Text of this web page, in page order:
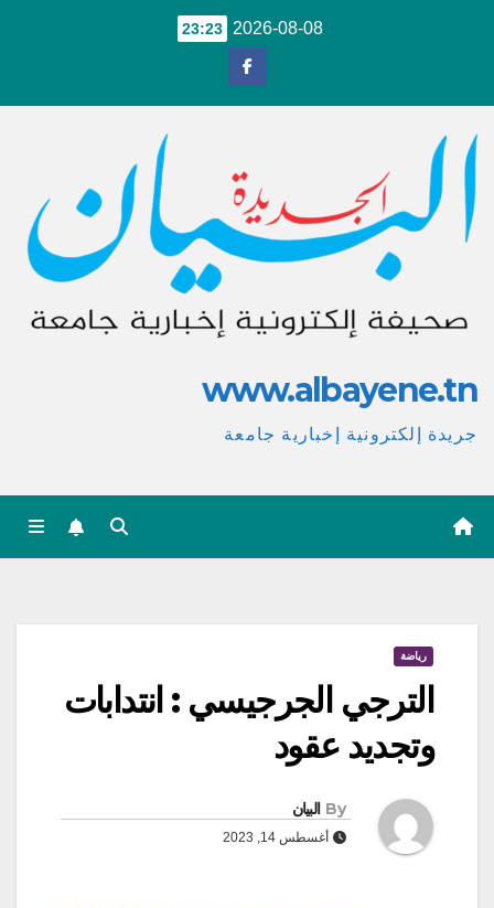
2026-08-08
23:23
www.albayene.tn
جريدة إلكترونية إخبارية جامعة
رياضة
الترجي الجرجيسي : انتدابات
وتجديد عقود
By البيان
أغسطس 14, 2023